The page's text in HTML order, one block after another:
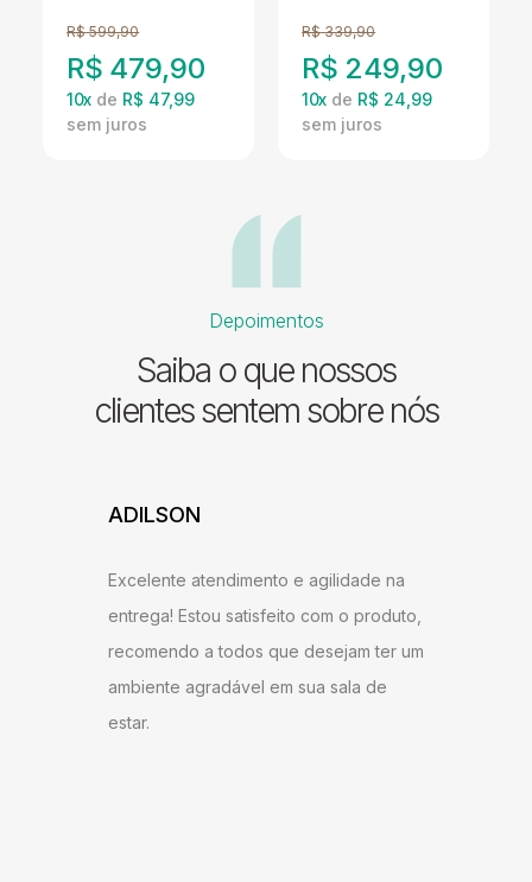
Off White Demobile
R$ 599,90
R$ 479,90
10x de R$ 47,99
R$ 339,90
R$ 249,90
10x de R$ 24,99
Depoimentos
Saiba o que nossos
clientes sentem sobre nós
ADILSON
Excelente atendimento e agilidade na
entrega! Estou satisfeito com o produto,
recomendo a todos que desejam ter um
ambiente agradável em sua sala de
estar.